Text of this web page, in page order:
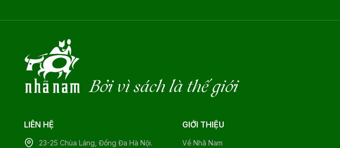
Bởi vì sách là thế giới
LIÊN HỆ
23-25 Chùa Láng, Đống Đa Hà Nội.
GIỚI THIỆU
Về Nhã Nam